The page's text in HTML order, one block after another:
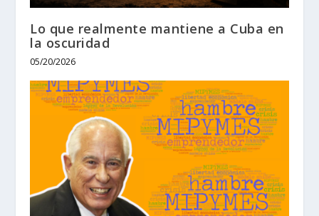
Lo que realmente mantiene a Cuba en
la oscuridad
05/20/2026